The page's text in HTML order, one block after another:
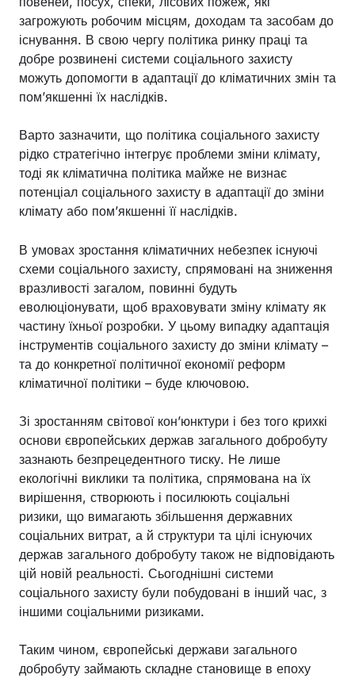
загрожують робочим місцям, доходам та засобам до
існування. В свою чергу політика ринку праці та
добре розвинені системи соціального захисту
можуть допомогти в адаптації до кліматичних змін та
пом’якшенні їх наслідків.
Варто зазначити, що політика соціального захисту
рідко стратегічно інтегрує проблеми зміни клімату,
тоді як кліматична політика майже не визнає
потенціал соціального захисту в адаптації до зміни
клімату або пом’якшенні її наслідків.
В умовах зростання кліматичних небезпек існуючі
схеми соціального захисту, спрямовані на зниження
вразливості загалом, повинні будуть
еволюціонувати, щоб враховувати зміну клімату як
частину їхньої розробки. У цьому випадку адаптація
інструментів соціального захисту до зміни клімату –
та до конкретної політичної економії реформ
кліматичної політики – буде ключовою.
Зі зростанням світової кон’юнктури і без того крихкі
основи європейських держав загального добробуту
зазнають безпрецедентного тиску. Не лише
екологічні виклики та політика, спрямована на їх
вирішення, створюють і посилюють соціальні
ризики, що вимагають збільшення державних
соціальних витрат, а й структури та цілі існуючих
держав загального добробуту також не відповідають
цій новій реальності. Сьогоднішні системи
соціального захисту були побудовані в інший час, з
іншими соціальними ризиками.
Таким чином, європейські держави загального
добробуту займають складне становище в епоху